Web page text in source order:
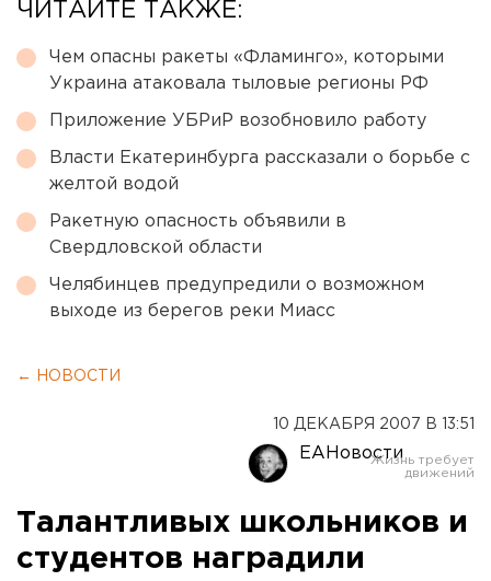
ЧИТАЙТЕ ТАКЖЕ:
Чем опасны ракеты «Фламинго», которыми
Украина атаковала тыловые регионы РФ
Приложение УБРиР возобновило работу
Власти Екатеринбурга рассказали о борьбе с
желтой водой
Ракетную опасность объявили в
Свердловской области
Челябинцев предупредили о возможном
выходе из берегов реки Миасс
← НОВОСТИ
10 ДЕКАБРЯ 2007 В 13:51
ЕАНовости
Талантливых школьников и
студентов наградили